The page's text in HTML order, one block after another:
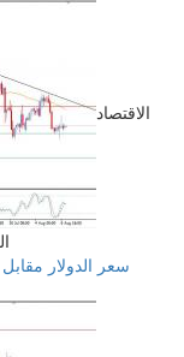
الاقتصاد
سعر الدولار